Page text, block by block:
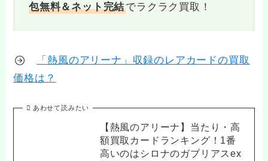
包無料＆ネット完結でラクラク買取！
「熱風のアリーナ」収録のレアカードの買取
価格は？
あわせて読みたい
【熱風のアリーナ】当たり・高
額買取カードランキング！1番
高いのはシロナのガブリアスex